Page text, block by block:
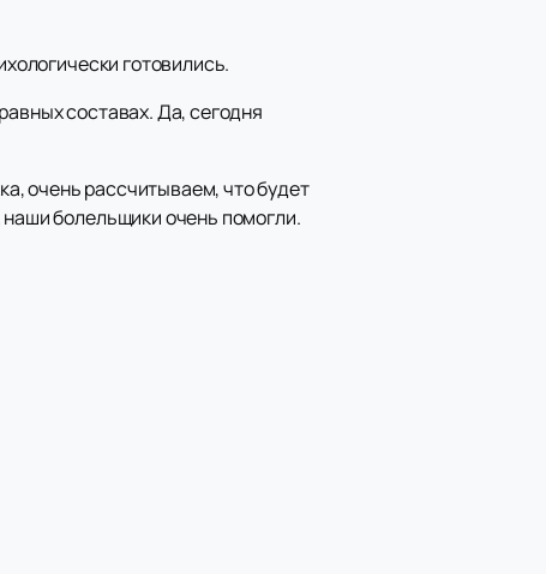
готовились.
составах. Да, сегодня
очень рассчитываем, что будет
болельщики очень помогли.